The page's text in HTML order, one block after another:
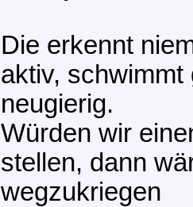
Die erkennt
aktiv,
neugierig.
Würden wir
stellen, dann
wegzukriegen